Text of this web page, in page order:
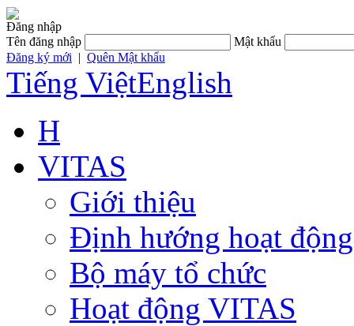
Đăng nhập
Tên đăng nhập
Mật khẩu
Đăng ký mới | Quên Mật khẩu
Tiếng ViệtEnglish
H
VITAS
Giới thiệu
Định hướng hoạt động
Bộ máy tổ chức
Hoạt động VITAS